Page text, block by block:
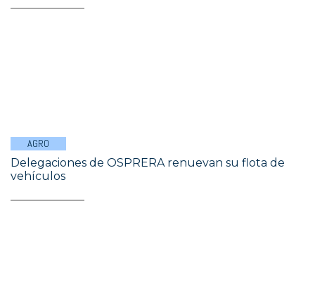
AGRO
Delegaciones de OSPRERA renuevan su flota de
vehículos